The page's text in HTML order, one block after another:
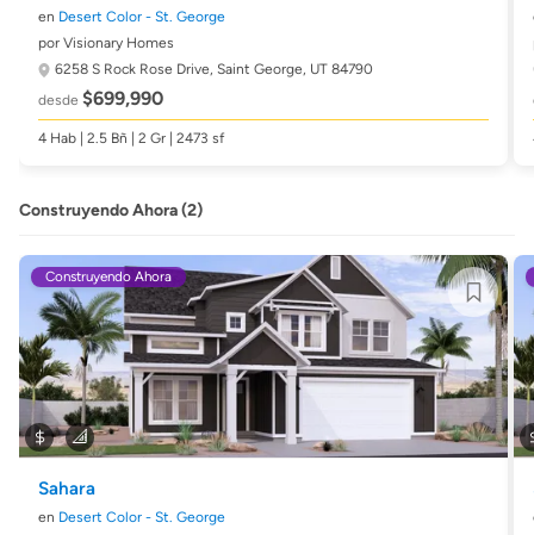
en Desert Color - St. George
por Visionary Homes
6258 S Rock Rose Drive, Saint George, UT 84790
desde $699,990
4 Hab | 2.5 Bñ | 2 Gr | 2473 sf
Construyendo Ahora (2)
Construyendo Ahora
Sahara
en Desert Color - St. George